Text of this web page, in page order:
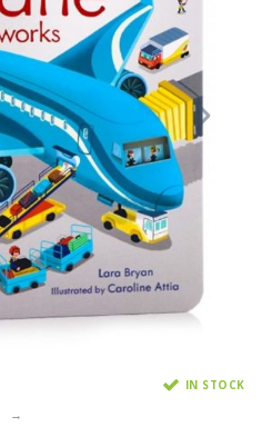
IN STOCK